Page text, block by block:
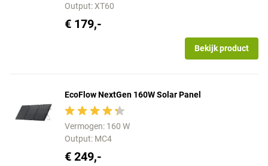
Output: XT60
€ 179,-
Bekijk product
EcoFlow NextGen 160W Solar Panel
Vermogen: 160 W
Output: MC4
€ 249,-